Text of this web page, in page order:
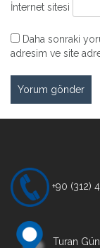
İnternet sitesi
Daha sonraki
adresim ve site
+90 (312)
Turan